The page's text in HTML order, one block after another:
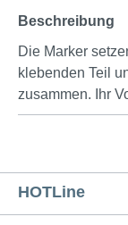
Beschreibung
Die Marker
klebenden Teil
zusammen. Ihr
HOTLine